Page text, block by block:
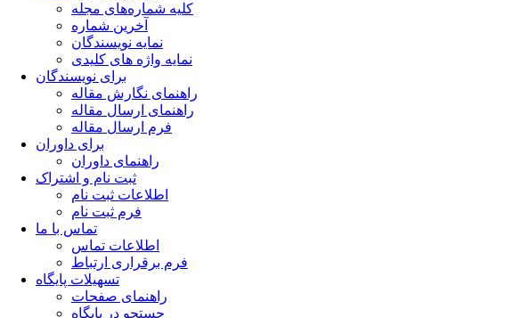
کلیه شماره‌های مجله
آخرین شماره
نمایه نویسندگان
نمایه واژه های کلیدی
برای نویسندگان
راهنمای نگارش مقاله
راهنمای ارسال مقاله
فرم ارسال مقاله
برای داوران
راهنمای داوران
ثبت نام و اشتراک
اطلاعات ثبت نام
فرم ثبت نام
تماس با ما
اطلاعات تماس
فرم برقراری ارتباط
تسهیلات پایگاه
راهنمای صفحات
جستجو در پایگاه